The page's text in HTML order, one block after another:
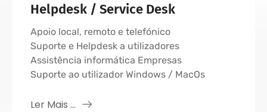
Helpdesk / Service Desk
Apoio local, remoto e telefónico
Suporte e Helpdesk a utilizadores
Assistência informática Empresas
Suporte ao utilizador Windows / MacOs
Ler Mais ...